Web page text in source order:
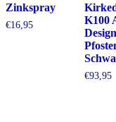
Zinkspray
€16,95
K100
Design
€93,95